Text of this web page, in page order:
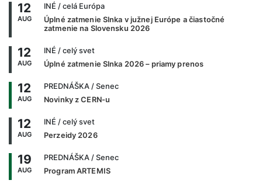
12
AUG
INÉ / celá Európa
Úplné zatmenie Slnka v južnej Európe a čiastočné
zatmenie na Slovensku 2026
12
AUG
INÉ / celý svet
Úplné zatmenie Slnka 2026 – priamy prenos
12
AUG
PREDNÁŠKA / Senec
Novinky z CERN-u
12
AUG
INÉ / celý svet
Perzeidy 2026
19
AUG
PREDNÁŠKA / Senec
Program ARTEMIS